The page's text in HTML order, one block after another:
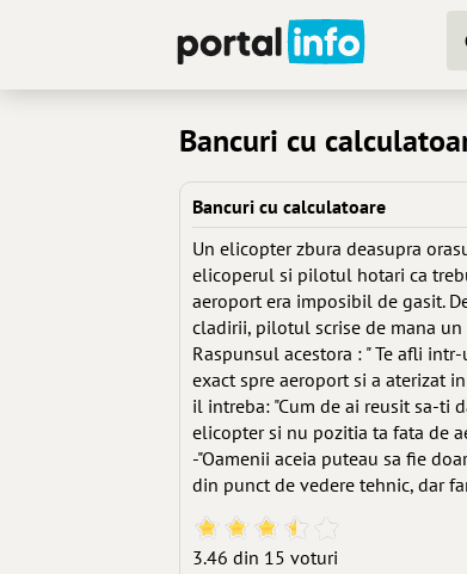
Bancuri cu
Bancuri cu calculatoare
Un elicopter zbura deasupra
elicoperul si pilotul hotari ca
aeroport era imposibil de gasit.
cladirii, pilotul scrise de mana
Raspunsul acestora : " Te afli
exact spre aeroport si a aterizat
il intreba: "Cum de ai reusit sa-ti
elicopter si nu pozitia ta fata de
-"Oamenii aceia puteau sa fie
din punct de vedere tehnic, dar
3.46 din 15 voturi